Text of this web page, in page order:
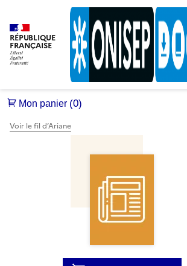
RÉPUBLIQUE
FRANÇAISE
Voir le fil d’Ariane